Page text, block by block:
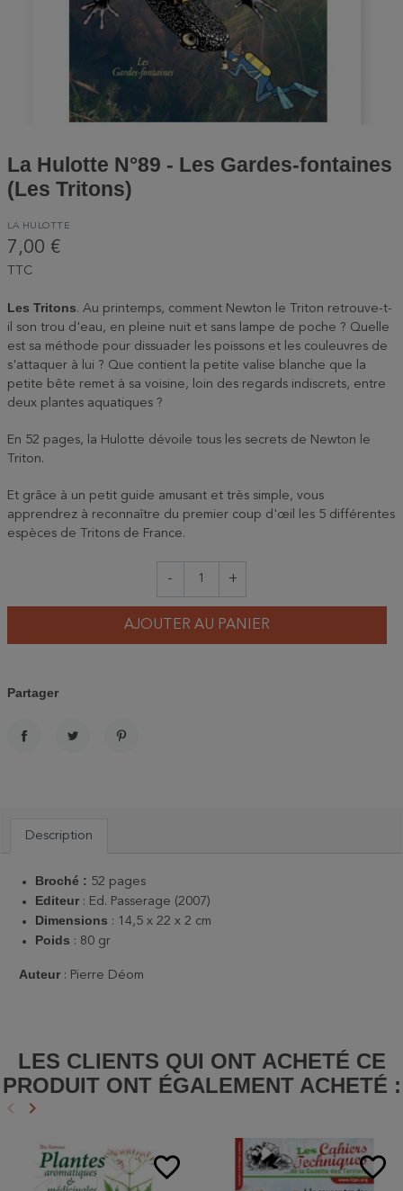
La Hulotte N°89 - Les Gardes-fontaines
(Les Tritons)
LA HULOTTE
7,00 €
TTC
Les Tritons. Au printemps, comment Newton le Triton retrouve-t-
il son trou d'eau, en pleine nuit et sans lampe de poche ? Quelle
est sa méthode pour dissuader les poissons et les couleuvres de
s'attaquer à lui ? Que contient la petite valise blanche que la
petite bête remet à sa voisine, loin des regards indiscrets, entre
deux plantes aquatiques ?
En 52 pages, la Hulotte dévoile tous les secrets de Newton le
Triton.
Et grâce à un petit guide amusant et très simple, vous
apprendrez à reconnaître du premier coup d'œil les 5 différentes
espèces de Tritons de France.
- +
AJOUTER AU PANIER
Partager
Description
Broché : 52 pages
Editeur : Ed. Passerage (2007)
Dimensions : 14,5 x 22 x 2 cm
Poids : 80 gr
Auteur : Pierre Déom
LES CLIENTS QUI ONT ACHETÉ CE
PRODUIT ONT ÉGALEMENT ACHETÉ :
Précédent
keyboard_arrow_left Suivant
keyboard_arrow_right
favorite_border favorite_border